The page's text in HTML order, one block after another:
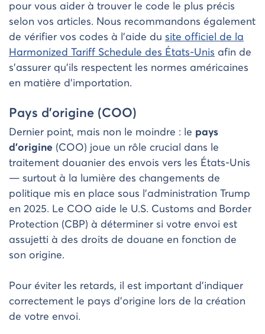
pour vous aider à trouver le code le plus précis
selon vos articles. Nous recommandons également
de vérifier vos codes à l’aide du site officiel de la
Harmonized Tariff Schedule des États-Unis afin de
s’assurer qu’ils respectent les normes américaines
en matière d’importation.
Pays d’origine (COO)
Dernier point, mais non le moindre : le pays
d’origine (COO) joue un rôle crucial dans le
traitement douanier des envois vers les États-Unis
— surtout à la lumière des changements de
politique mis en place sous l’administration Trump
en 2025. Le COO aide le U.S. Customs and Border
Protection (CBP) à déterminer si votre envoi est
assujetti à des droits de douane en fonction de
son origine.
Pour éviter les retards, il est important d’indiquer
correctement le pays d’origine lors de la création
de votre envoi.